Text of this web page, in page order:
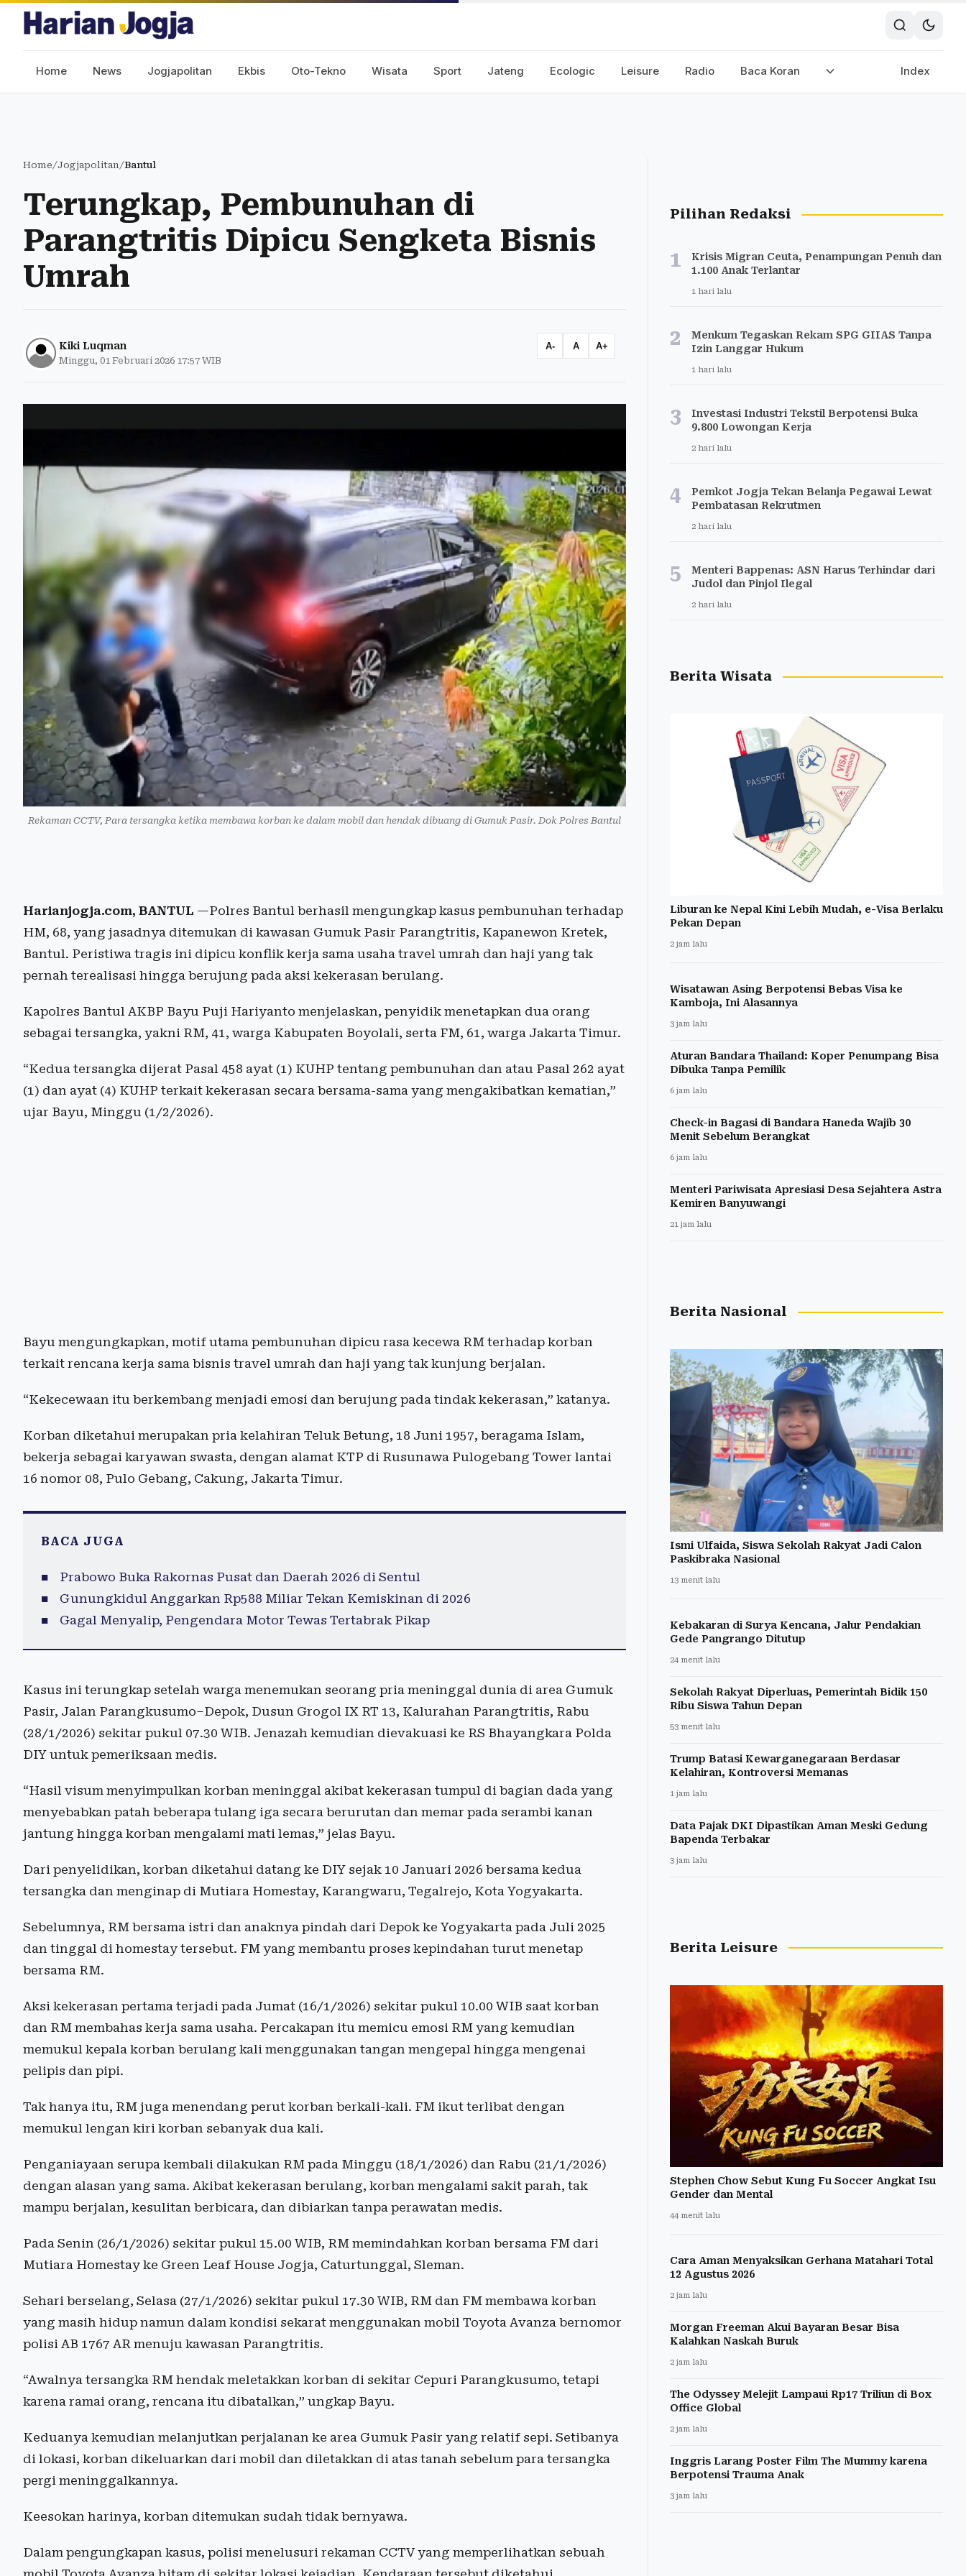
Home News Jogjapolitan Ekbis Oto-Tekno Wisata Sport Jateng Ecologic Leisure Radio Baca Koran Index
Home/Jogjapolitan/Bantul
Terungkap, Pembunuhan di
Parangtritis Dipicu Sengketa Bisnis
Umrah
Kiki Luqman
Minggu, 01 Februari 2026 17:57 WIB
A- A A+
Rekaman CCTV, Para tersangka ketika membawa korban ke dalam mobil dan hendak dibuang di Gumuk Pasir. Dok Polres Bantul
Harianjogja.com, BANTUL —Polres Bantul berhasil mengungkap kasus pembunuhan terhadap
HM, 68, yang jasadnya ditemukan di kawasan Gumuk Pasir Parangtritis, Kapanewon Kretek,
Bantul. Peristiwa tragis ini dipicu konflik kerja sama usaha travel umrah dan haji yang tak
pernah terealisasi hingga berujung pada aksi kekerasan berulang.
Kapolres Bantul AKBP Bayu Puji Hariyanto menjelaskan, penyidik menetapkan dua orang
sebagai tersangka, yakni RM, 41, warga Kabupaten Boyolali, serta FM, 61, warga Jakarta Timur.
“Kedua tersangka dijerat Pasal 458 ayat (1) KUHP tentang pembunuhan dan atau Pasal 262 ayat
(1) dan ayat (4) KUHP terkait kekerasan secara bersama-sama yang mengakibatkan kematian,”
ujar Bayu, Minggu (1/2/2026).
Bayu mengungkapkan, motif utama pembunuhan dipicu rasa kecewa RM terhadap korban
terkait rencana kerja sama bisnis travel umrah dan haji yang tak kunjung berjalan.
“Kekecewaan itu berkembang menjadi emosi dan berujung pada tindak kekerasan,” katanya.
Korban diketahui merupakan pria kelahiran Teluk Betung, 18 Juni 1957, beragama Islam,
bekerja sebagai karyawan swasta, dengan alamat KTP di Rusunawa Pulogebang Tower lantai
16 nomor 08, Pulo Gebang, Cakung, Jakarta Timur.
BACA JUGA
Prabowo Buka Rakornas Pusat dan Daerah 2026 di Sentul
Gunungkidul Anggarkan Rp588 Miliar Tekan Kemiskinan di 2026
Gagal Menyalip, Pengendara Motor Tewas Tertabrak Pikap
Kasus ini terungkap setelah warga menemukan seorang pria meninggal dunia di area Gumuk
Pasir, Jalan Parangkusumo–Depok, Dusun Grogol IX RT 13, Kalurahan Parangtritis, Rabu
(28/1/2026) sekitar pukul 07.30 WIB. Jenazah kemudian dievakuasi ke RS Bhayangkara Polda
DIY untuk pemeriksaan medis.
“Hasil visum menyimpulkan korban meninggal akibat kekerasan tumpul di bagian dada yang
menyebabkan patah beberapa tulang iga secara berurutan dan memar pada serambi kanan
jantung hingga korban mengalami mati lemas,” jelas Bayu.
Dari penyelidikan, korban diketahui datang ke DIY sejak 10 Januari 2026 bersama kedua
tersangka dan menginap di Mutiara Homestay, Karangwaru, Tegalrejo, Kota Yogyakarta.
Sebelumnya, RM bersama istri dan anaknya pindah dari Depok ke Yogyakarta pada Juli 2025
dan tinggal di homestay tersebut. FM yang membantu proses kepindahan turut menetap
bersama RM.
Aksi kekerasan pertama terjadi pada Jumat (16/1/2026) sekitar pukul 10.00 WIB saat korban
dan RM membahas kerja sama usaha. Percakapan itu memicu emosi RM yang kemudian
memukul kepala korban berulang kali menggunakan tangan mengepal hingga mengenai
pelipis dan pipi.
Tak hanya itu, RM juga menendang perut korban berkali-kali. FM ikut terlibat dengan
memukul lengan kiri korban sebanyak dua kali.
Penganiayaan serupa kembali dilakukan RM pada Minggu (18/1/2026) dan Rabu (21/1/2026)
dengan alasan yang sama. Akibat kekerasan berulang, korban mengalami sakit parah, tak
mampu berjalan, kesulitan berbicara, dan dibiarkan tanpa perawatan medis.
Pada Senin (26/1/2026) sekitar pukul 15.00 WIB, RM memindahkan korban bersama FM dari
Mutiara Homestay ke Green Leaf House Jogja, Caturtunggal, Sleman.
Sehari berselang, Selasa (27/1/2026) sekitar pukul 17.30 WIB, RM dan FM membawa korban
yang masih hidup namun dalam kondisi sekarat menggunakan mobil Toyota Avanza bernomor
polisi AB 1767 AR menuju kawasan Parangtritis.
“Awalnya tersangka RM hendak meletakkan korban di sekitar Cepuri Parangkusumo, tetapi
karena ramai orang, rencana itu dibatalkan,” ungkap Bayu.
Keduanya kemudian melanjutkan perjalanan ke area Gumuk Pasir yang relatif sepi. Setibanya
di lokasi, korban dikeluarkan dari mobil dan diletakkan di atas tanah sebelum para tersangka
pergi meninggalkannya.
Keesokan harinya, korban ditemukan sudah tidak bernyawa.
Dalam pengungkapan kasus, polisi menelusuri rekaman CCTV yang memperlihatkan sebuah
Pilihan Redaksi
1
Krisis Migran Ceuta, Penampungan Penuh dan
1.100 Anak Terlantar
1 hari lalu
2
Menkum Tegaskan Rekam SPG GIIAS Tanpa
Izin Langgar Hukum
1 hari lalu
3
Investasi Industri Tekstil Berpotensi Buka
9.800 Lowongan Kerja
2 hari lalu
4
Pemkot Jogja Tekan Belanja Pegawai Lewat
Pembatasan Rekrutmen
2 hari lalu
5
Menteri Bappenas: ASN Harus Terhindar dari
Judol dan Pinjol Ilegal
2 hari lalu
Berita Wisata
Liburan ke Nepal Kini Lebih Mudah, e-Visa Berlaku
Pekan Depan
2 jam lalu
Wisatawan Asing Berpotensi Bebas Visa ke
Kamboja, Ini Alasannya
3 jam lalu
Aturan Bandara Thailand: Koper Penumpang Bisa
Dibuka Tanpa Pemilik
6 jam lalu
Check-in Bagasi di Bandara Haneda Wajib 30
Menit Sebelum Berangkat
6 jam lalu
Menteri Pariwisata Apresiasi Desa Sejahtera Astra
Kemiren Banyuwangi
21 jam lalu
Berita Nasional
Ismi Ulfaida, Siswa Sekolah Rakyat Jadi Calon
Paskibraka Nasional
13 menit lalu
Kebakaran di Surya Kencana, Jalur Pendakian
Gede Pangrango Ditutup
24 menit lalu
Sekolah Rakyat Diperluas, Pemerintah Bidik 150
Ribu Siswa Tahun Depan
53 menit lalu
Trump Batasi Kewarganegaraan Berdasar
Kelahiran, Kontroversi Memanas
1 jam lalu
Data Pajak DKI Dipastikan Aman Meski Gedung
Bapenda Terbakar
3 jam lalu
Berita Leisure
Stephen Chow Sebut Kung Fu Soccer Angkat Isu
Gender dan Mental
44 menit lalu
Cara Aman Menyaksikan Gerhana Matahari Total
12 Agustus 2026
2 jam lalu
Morgan Freeman Akui Bayaran Besar Bisa
Kalahkan Naskah Buruk
2 jam lalu
The Odyssey Melejit Lampaui Rp17 Triliun di Box
Office Global
2 jam lalu
Inggris Larang Poster Film The Mummy karena
Berpotensi Trauma Anak
3 jam lalu